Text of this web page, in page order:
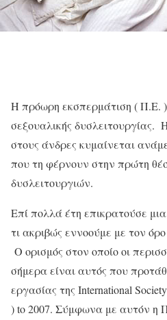
Η πρόωρη εκσπερμάτιση ( Π.Ε.
σεξουαλικής
στους άνδρες κυμαίνεται
που τη φέρνουν στην πρώτη
δυσλειτουργιών.
Επί πολλά έτη επικρατούσε
τι ακριβώς εννοούμε με τον
Ο ορισμός στον οποίο οι
σήμερα είναι αυτός που
εργασίας της International
) to 2007. Σύμφωνα με αυτόν η